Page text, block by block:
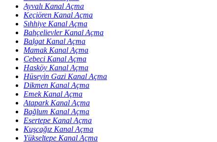
Ayvalı Kanal Açma
Keçiören Kanal Açma
Sıhhiye Kanal Açma
Bahçelievler Kanal Açma
Balgat Kanal Açma
Mamak Kanal Açma
Cebeci Kanal Açma
Hasköy Kanal Açma
Hüseyin Gazi Kanal Açma
Dikmen Kanal Açma
Emek Kanal Açma
Atapark Kanal Açma
Bağlum Kanal Açma
Esertepe Kanal Açma
Kuşcağız Kanal Açma
Yükseltepe Kanal Açma